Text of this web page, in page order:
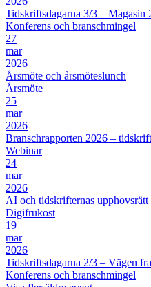
Tidskriftsdagarna 3/3 – Magasin
Konferens och branschmingel
27
mar
2026
Årsmöte och årsmöteslunch
Årsmöte
25
mar
2026
Branschrapporten 2026 –
Webinar
24
mar
2026
AI och tidskrifternas upphovsrätt
Digifrukost
19
mar
2026
Tidskriftsdagarna 2/3 – Vägen
Konferens och branschmingel